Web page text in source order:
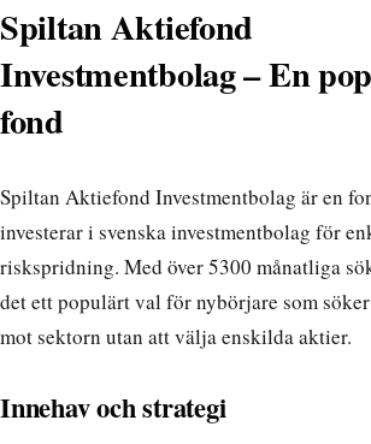
Spiltan Aktiefond
Investmentbolag – En
fond
Spiltan Aktiefond Investmentbolag är en
investerar i svenska investmentbolag för
riskspridning. Med över 5300 månatliga
det ett populärt val för nybörjare som
mot sektorn utan att välja enskilda aktier.
Innehav och strategi